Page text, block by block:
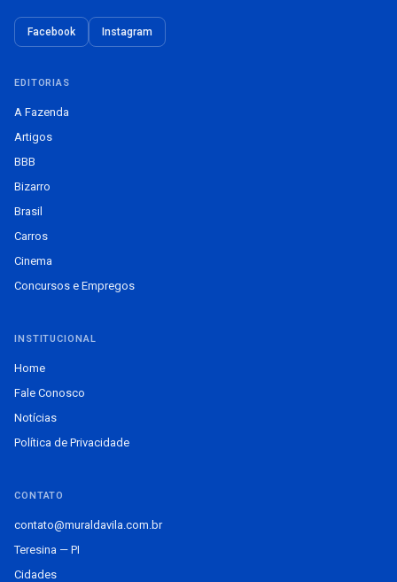
Facebook Instagram
EDITORIAS
A Fazenda
Artigos
BBB
Bizarro
Brasil
Carros
Cinema
Concursos e Empregos
INSTITUCIONAL
Home
Fale Conosco
Notícias
Política de Privacidade
CONTATO
contato@muraldavila.com.br
Teresina — PI
Cidades